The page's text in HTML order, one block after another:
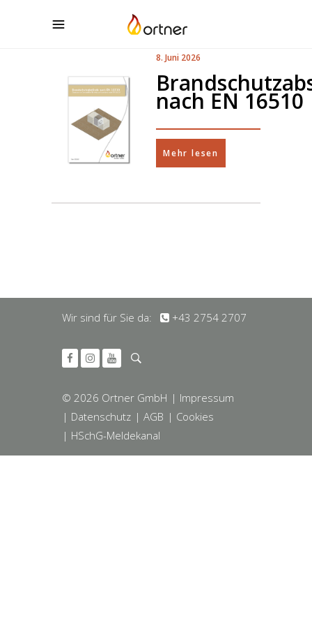
8. Juni 2026
nach EN 16510
Mehr lesen
Wir sind für Sie da: +43 2754 2707
© 2026 Ortner GmbH | Impressum
| Datenschutz | AGB | Cookies
| HSchG-Meldekanal